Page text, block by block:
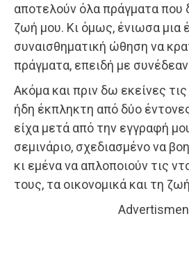
αποτελούν όλα πράγματα που
ζωή μου. Κι όμως, ένιωσα μια
συναισθηματική ώθηση να
πράγματα, επειδή με συνέδεαν
Ακόμα και πριν δω εκείνες
ήδη έκπληκτη από δύο
είχα μετά από την εγγραφή
σεμινάριο, σχεδιασμένο να
κι εμένα να απλοποιούν τις
τους, τα οικονομικά και τη